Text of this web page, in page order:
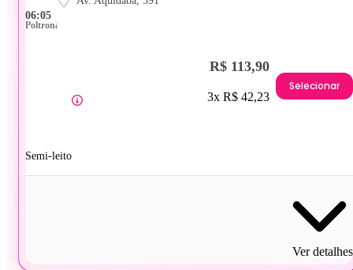
06:05
Poltrona
Semi-leito
R$ 113,90
3x R$ 42,23
Selecionar
Ver detalhes